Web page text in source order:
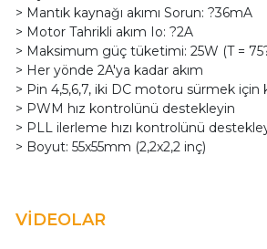
> Mantık kaynağı akımı Sorun: ?36mA
> Motor Tahrikli akım Io: ?2A
> Maksimum güç tüketimi: 25W (T =
> Her yönde 2A'ya kadar akım
> Pin 4,5,6,7, iki DC motoru sürmek için
> PWM hız kontrolünü destekleyin
> PLL ilerleme hızı kontrolünü
> Boyut: 55x55mm (2,2x2,2 inç)
VİDEOLAR